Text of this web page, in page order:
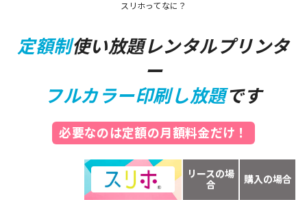
スリホってなに？
定額制使い放題レンタルプリンタ
ー
フルカラー印刷し放題です
必要なのは定額の月額料金だけ！
リースの場
合
購入の場合